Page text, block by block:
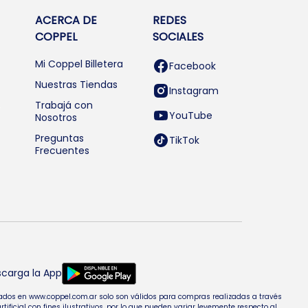
ACERCA DE
COPPEL
Mi Coppel Billetera
Nuestras Tiendas
Trabajá con
Nosotros
Preguntas
Frecuentes
REDES
SOCIALES
Facebook
Instagram
YouTube
TikTok
la App
en www.coppel.com.ar solo son válidos para compras realizadas a través